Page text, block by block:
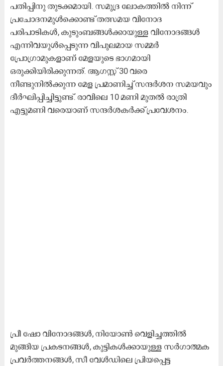
പതിപ്പിനു തുടക്കമായി. സമുദ്ര ലോകത്തില്‍ നിന്ന്
പ്രചോദനമുള്‍ക്കൊണ്ട് തത്സമയ വിനോദ
പരിപാടികള്‍, കുടുംബങ്ങള്‍ക്കായുള്ള വിനോദങ്ങള്‍
എന്നിവയുള്‍പ്പെടുന്ന വിപുലമായ സമ്മര്‍
പ്രോഗ്രാമുകളാണ് മേളയുടെ ഭാഗമായി
ഒരുക്കിയിരിക്കുന്നത്. ആഗസ്റ്റ് 30 വരെ
നീണ്ടുനില്‍ക്കുന്ന മേള പ്രമാണിച്ച് സന്ദര്‍ശന സമയവും
ദീര്‍ഘിപ്പിച്ചിട്ടുണ്ട്. രാവിലെ 10 മണി മുതല്‍ രാത്രി
എട്ടുമണി വരെയാണ് സന്ദര്‍ശകര്‍ക്ക്​ പ്രവേശനം.
പ്രീ ഷോ വിനോദങ്ങള്‍, നിയോണ്‍ വെളിച്ചത്തില്‍
മുങ്ങിയ പ്രകടനങ്ങള്‍, കുട്ടികള്‍ക്കായുള്ള സര്‍ഗാത്മക
പ്രവര്‍ത്തനങ്ങള്‍, സീ വേള്‍ഡിലെ പ്രിയപ്പെട്ട